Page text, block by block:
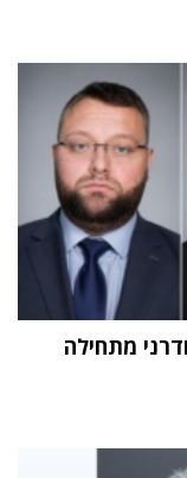
מתחילה